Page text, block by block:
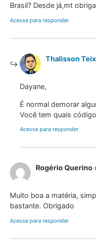
Brasil? Desde já,mt
Acesse para responder
Thalisson
Dayane,
É normal demorar
Você tem quais
Acesse para responder
Rogério Querino
Muito boa a matéria,
bastante. Obrigado
Acesse para responder